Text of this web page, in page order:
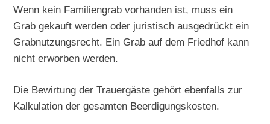
Wenn kein Familiengrab vorhanden ist, muss ein
Grab gekauft werden oder juristisch ausgedrückt ein
Grabnutzungsrecht. Ein Grab auf dem Friedhof kann
nicht erworben werden.
Die Bewirtung der Trauergäste gehört ebenfalls zur
Kalkulation der gesamten Beerdigungskosten.